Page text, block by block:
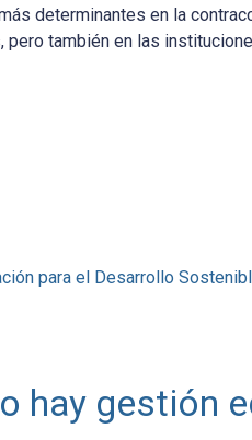
determinantes en la
también en las
para el Desarrollo
hay gestión